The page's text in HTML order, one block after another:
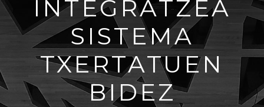
INTEGRATZEA
SISTEMA
TXERTATUEN
BIDEZ